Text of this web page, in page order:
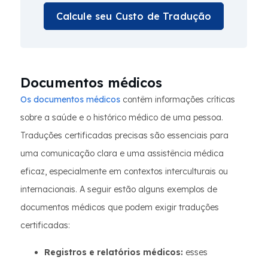
Calcule seu Custo de Tradução
Documentos médicos
Os documentos médicos contêm informações críticas
sobre a saúde e o histórico médico de uma pessoa.
Traduções certificadas precisas são essenciais para
uma comunicação clara e uma assistência médica
eficaz, especialmente em contextos interculturais ou
internacionais. A seguir estão alguns exemplos de
documentos médicos que podem exigir traduções
certificadas:
Registros e relatórios médicos: esses